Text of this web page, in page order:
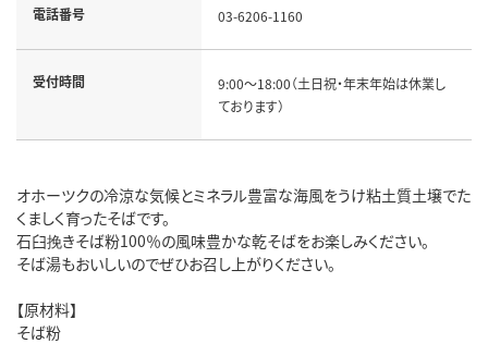
電話番号 03-6206-1160
受付時間
9:00～18:00（土日祝・年末年始は休業し
ております）
オホーツクの冷涼な気候とミネラル豊富な海風をうけ粘土質土壌でた
くましく育ったそばです。
石臼挽きそば粉100％の風味豊かな乾そばをお楽しみください。
そば湯もおいしいのでぜひお召し上がりください。
【原材料】
そば粉